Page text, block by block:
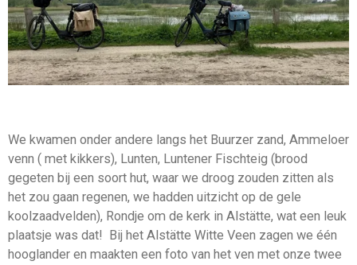
We kwamen onder andere langs het Buurzer zand, Ammeloer
venn ( met kikkers), Lunten, Luntener Fischteig (brood
gegeten bij een soort hut, waar we droog zouden zitten als
het zou gaan regenen, we hadden uitzicht op de gele
koolzaadvelden), Rondje om de kerk in Alstätte, wat een leuk
plaatsje was dat! Bij het Alstätte Witte Veen zagen we één
hooglander en maakten een foto van het ven met onze twee